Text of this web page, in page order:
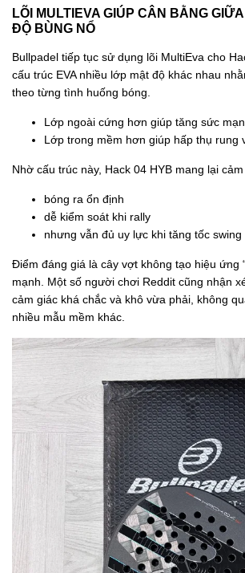
LÕI MULTIEVA GIÚP CÂN BẰNG
ĐỘ BÙNG NỔ
Bullpadel tiếp tục sử dụng lõi MultiEva cho
cấu trúc EVA nhiều lớp mật độ khác nhau
theo từng tình huống bóng.
Lớp ngoài cứng hơn giúp tăng sức
Lớp trong mềm hơn giúp hấp thụ rung
Nhờ cấu trúc này, Hack 04 HYB mang lại
bóng ra ổn định
dễ kiểm soát khi rally
nhưng vẫn đủ uy lực khi tăng tốc swing
Điểm đáng giá là cây vợt không tạo hiệu ứng
mạnh. Một số người chơi Reddit cũng nhận
cảm giác khá chắc và khô vừa phải, không
nhiều mẫu mềm khác.